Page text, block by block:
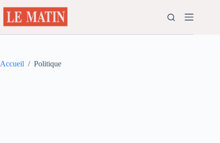
au
contenu
Accueil / Politique